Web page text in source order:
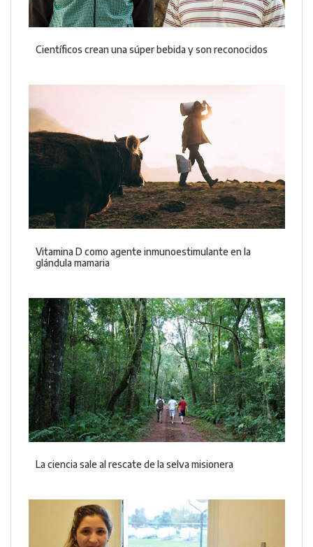
Científicos crean una súper bebida y son reconocidos
Vitamina D como agente inmunoestimulante en la
glándula mamaria
La ciencia sale al rescate de la selva misionera